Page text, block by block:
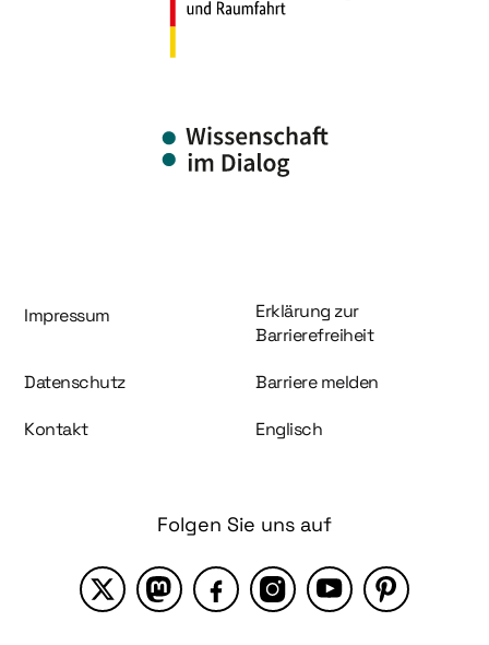
Information und Service
Impressum
Erklärung zur
Barrierefreiheit
Datenschutz Barriere melden
Kontakt Englisch
Folgen Sie uns auf